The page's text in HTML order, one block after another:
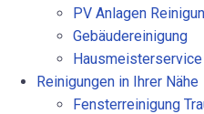
PV Anlagen
Gebäudereinigung
Hausmeisterservice
Reinigungen in Ihrer Nähe
Fensterreinigung